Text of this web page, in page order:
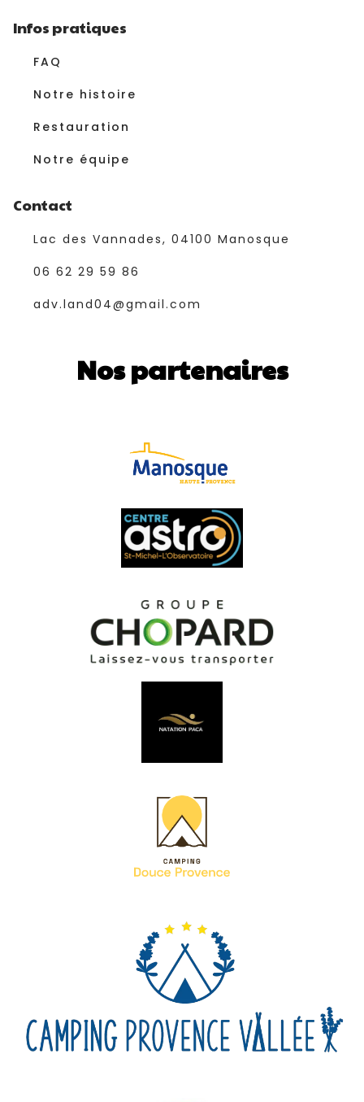
Infos pratiques
FAQ
Notre histoire
Restauration
Notre équipe
Contact
Lac des Vannades, 04100 Manosque
06 62 29 59 86
adv.land04@gmail.com
Nos partenaires